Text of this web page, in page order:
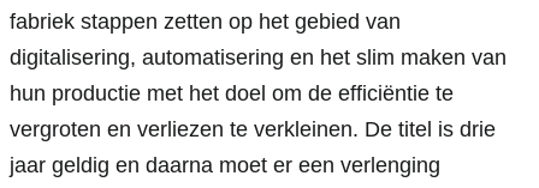
fabriek stappen zetten op het gebied van
digitalisering, automatisering en het slim maken van
hun productie met het doel om de efficiëntie te
vergroten en verliezen te verkleinen. De titel is drie
jaar geldig en daarna moet er een verlenging